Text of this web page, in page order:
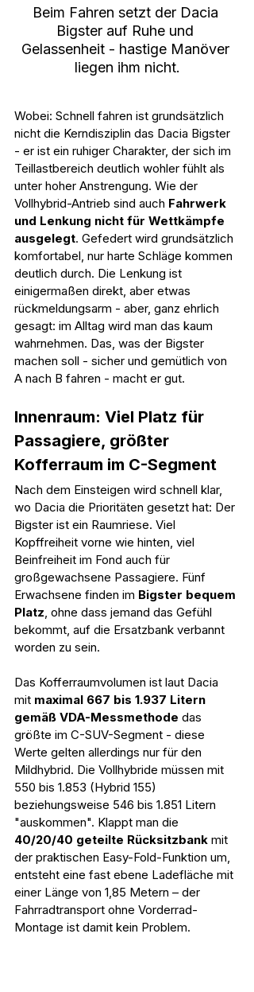
Beim Fahren setzt der Dacia
Bigster auf Ruhe und
Gelassenheit - hastige Manöver
liegen ihm nicht.
Wobei: Schnell fahren ist grundsätzlich
nicht die Kerndisziplin das Dacia Bigster
- er ist ein ruhiger Charakter, der sich im
Teillastbereich deutlich wohler fühlt als
unter hoher Anstrengung. Wie der
Vollhybrid-Antrieb sind auch Fahrwerk
und Lenkung nicht für Wettkämpfe
ausgelegt. Gefedert wird grundsätzlich
komfortabel, nur harte Schläge kommen
deutlich durch. Die Lenkung ist
einigermaßen direkt, aber etwas
rückmeldungsarm - aber, ganz ehrlich
gesagt: im Alltag wird man das kaum
wahrnehmen. Das, was der Bigster
machen soll - sicher und gemütlich von
A nach B fahren - macht er gut.
Innenraum: Viel Platz für
Passagiere, größter
Kofferraum im C-Segment
Nach dem Einsteigen wird schnell klar,
wo Dacia die Prioritäten gesetzt hat: Der
Bigster ist ein Raumriese. Viel
Kopffreiheit vorne wie hinten, viel
Beinfreiheit im Fond auch für
großgewachsene Passagiere. Fünf
Erwachsene finden im Bigster bequem
Platz , ohne dass jemand das Gefühl
bekommt, auf die Ersatzbank verbannt
worden zu sein.
Das Kofferraumvolumen ist laut Dacia
mit maximal 667 bis 1.937 Litern
gemäß VDA-Messmethode das
größte im C-SUV-Segment - diese
Werte gelten allerdings nur für den
Mildhybrid. Die Vollhybride müssen mit
550 bis 1.853 (Hybrid 155)
beziehungsweise 546 bis 1.851 Litern
"auskommen". Klappt man die
40/20/40 geteilte Rücksitzbank mit
der praktischen Easy-Fold-Funktion um,
entsteht eine fast ebene Ladefläche mit
einer Länge von 1,85 Metern – der
Fahrradtransport ohne Vorderrad-
Montage ist damit kein Problem.